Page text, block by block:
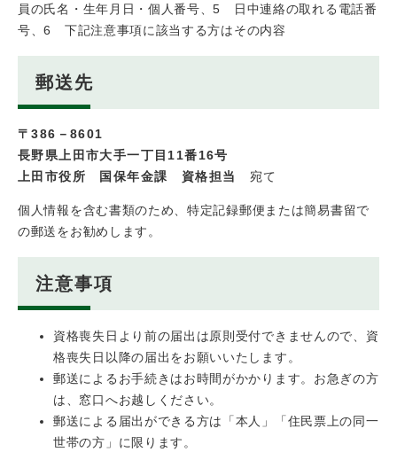
員の氏名・生年月日・個人番号、5 日中連絡の取れる電話番
号、6 下記注意事項に該当する方はその内容
郵送先
〒386－8601
長野県上田市大手一丁目11番16号
上田市役所 国保年金課 資格担当 宛て
個人情報を含む書類のため、特定記録郵便または簡易書留で
の郵送をお勧めします。
注意事項
資格喪失日より前の届出は原則受付できませんので、資
格喪失日以降の届出をお願いいたします。
郵送によるお手続きはお時間がかかります。お急ぎの方
は、窓口へお越しください。
郵送による届出ができる方は「本人」「住民票上の同一
世帯の方」に限ります。